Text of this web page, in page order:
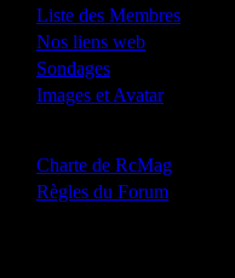
Liste des Membres
Nos liens web
Sondages
Images et Avatar
Charte de RcMag
Règles du Forum